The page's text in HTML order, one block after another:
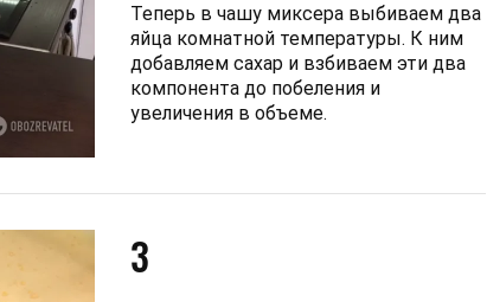
Теперь в чашу миксера выбиваем два
яйца комнатной температуры. К ним
добавляем сахар и взбиваем эти два
компонента до побеления и
увеличения в объеме.
3